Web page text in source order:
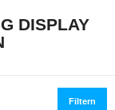
DISPLAY
Filtern